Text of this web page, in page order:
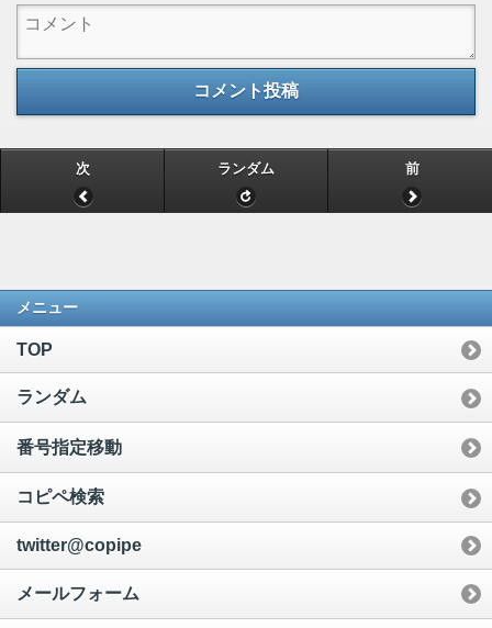
コメント投稿
次 ランダム 前
メニュー
TOP
ランダム
番号指定移動
コピペ検索
twitter@copipe
メールフォーム